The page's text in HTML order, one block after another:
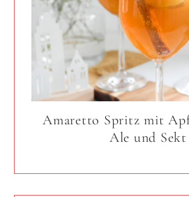
Amaretto Spritz mit
Ale und